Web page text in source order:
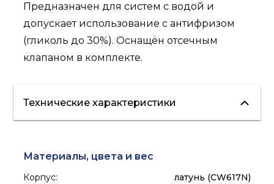
Предназначен для систем с водой и
допускает использование с антифризом
(гликоль до 30%). Оснащён отсечным
клапаном в комплекте.
Технические характеристики
Материалы, цвета и вес
Корпус: латунь (CW617N)